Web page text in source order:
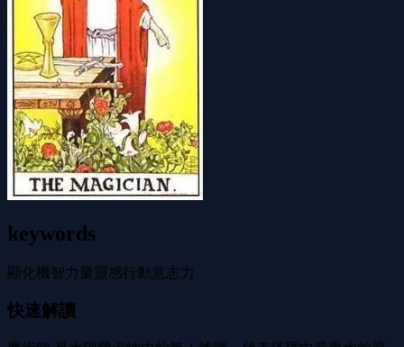
keywords
顯化機智力量靈感行動意志力
快速解讀